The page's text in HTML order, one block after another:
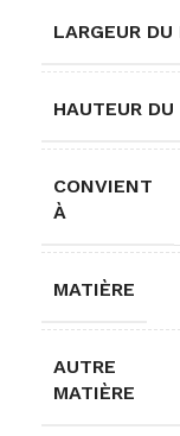
LARGEUR DU
HAUTEUR DU
CONVIENT
À
MATIÈRE
AUTRE
MATIÈRE